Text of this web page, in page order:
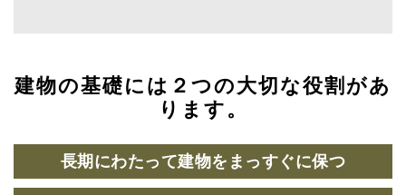
建物の基礎には２つの大切な役割があ
ります。
長期にわたって建物をまっすぐに保つ